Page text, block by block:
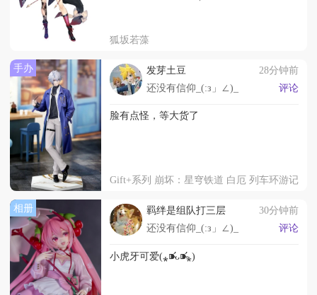
狐坂若藻
手办 发芽土豆
28分钟前
还没有信仰_(:з」∠)_
评论
脸有点怪，等大货了
Gift+系列 崩坏：星穹铁道 白厄 列车环游记
相册 羁绊是组队打三层
30分钟前
还没有信仰_(:з」∠)_
评论
小虎牙可爱(⁎⁍̴̛ᴗ⁍̴̛⁎)